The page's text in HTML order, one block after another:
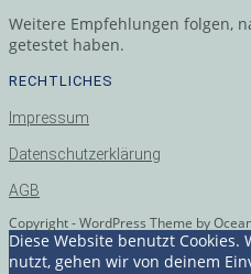
Weitere Empfehlungen folgen,
getestet haben.
RECHTLICHES
Impressum
Datenschutzerklärung
AGB
Copyright - WordPress Theme by
Diese Website benutzt
nutzt, gehen wir von deinem